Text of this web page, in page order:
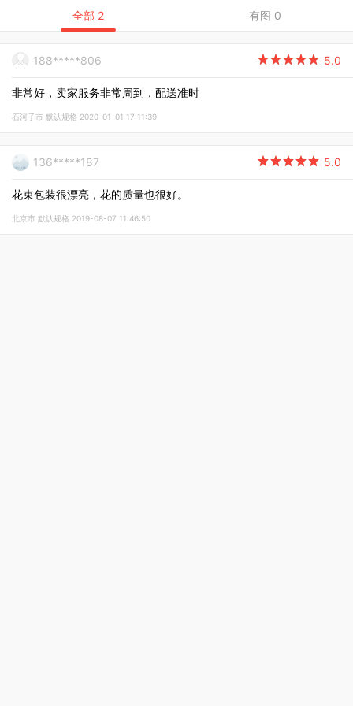
188*****806 5.0

非常好，卖家服务非常周到，配送准时
石河子市 默认规格 2020-01-01 17:11:39
136*****187 5.0

花束包装很漂亮，花的质量也很好。
北京市 默认规格 2019-08-07 11:46:50
全部 2 有图 0